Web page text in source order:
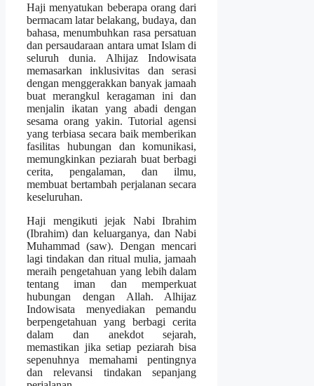
Haji menyatukan beberapa orang dari
bermacam latar belakang, budaya, dan
bahasa, menumbuhkan rasa persatuan
dan persaudaraan antara umat Islam di
seluruh dunia. Alhijaz Indowisata
memasarkan inklusivitas dan serasi
dengan menggerakkan banyak jamaah
buat merangkul keragaman ini dan
menjalin ikatan yang abadi dengan
sesama orang yakin. Tutorial agensi
yang terbiasa secara baik memberikan
fasilitas hubungan dan komunikasi,
memungkinkan peziarah buat berbagi
cerita, pengalaman, dan ilmu,
membuat bertambah perjalanan secara
keseluruhan.
Haji mengikuti jejak Nabi Ibrahim
(Ibrahim) dan keluarganya, dan Nabi
Muhammad (saw). Dengan mencari
lagi tindakan dan ritual mulia, jamaah
meraih pengetahuan yang lebih dalam
tentang iman dan memperkuat
hubungan dengan Allah. Alhijaz
Indowisata menyediakan pemandu
berpengetahuan yang berbagi cerita
dalam dan anekdot sejarah,
memastikan jika setiap peziarah bisa
sepenuhnya memahami pentingnya
dan relevansi tindakan sepanjang